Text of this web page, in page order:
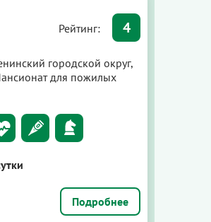
Рейтинг: 4
городской округ,
для пожилых
Подробнее